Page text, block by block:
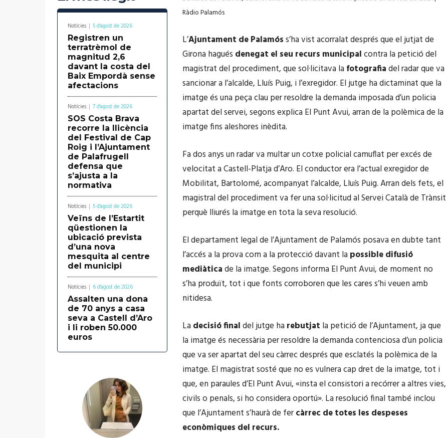
Notícies 5 d'agost de 2026
Registren un
terratrèmol de
magnitud 2,6
davant la costa del
Baix Empordà sense
afectacions
Notícies 7 d'agost de 2026
SOS Costa Brava
recorre la llicència
del Festival de Cap
Roig i l’Ajuntament
de Palafrugell
defensa que
s’ajusta a la
normativa
Notícies 5 d'agost de 2026
Veïns de l’Estartit
qüestionen la
ubicació prevista
d’una nova
mesquita al centre
del municipi
Notícies 6 d'agost de 2026
Assalten una dona
de 70 anys a casa
seva a Castell d’Aro
i li roben 50.000
euros
Ràdio Palamós
L’Ajuntament de Palamóss’ha vist acorralat després que el jutjat de
Girona hagués denegat el seu recurs municipalcontra la petició del
magistrat del procediment, que sol·licitava la fotografiadel radar que va
sancionar a l’alcalde, Lluís Puig, i l’exregidor. El jutge ha dictaminat que la
imatge és una peça clau per resoldre la demanda imposada d’un policia
apartat del servei, segons explica El Punt Avui, arran de la polèmica de la
imatge fins aleshores inèdita.
Fa dos anys un radar va multar un cotxe policial camuflat per excés de
velocitat a Castell-Platja d’Aro. El conductor era l’actual exregidor de
Mobilitat, Bartolomé, acompanyat l’alcalde, Lluís Puig. Arran dels fets, el
magistral del procediment va fer una sol·licitud al Servei Català de Trànsit
perquè lliurés la imatge en tota la seva resolució.
El departament legal de l’Ajuntament de Palamós posava en dubte tant
l’accés a la prova com a la protecció davant la possible difusió
mediàticade la imatge. Segons informa El Punt Avui, de moment no
s’ha produït, tot i que fonts corroboren que les cares s’hi veuen amb
nitidesa.
La decisió finaldel jutge ha rebutjat la petició de l’Ajuntament, ja que
la imatge és necessària per resoldre la demanda contenciosa d’un policia
que va ser apartat del seu càrrec després que esclatés la polèmica de la
imatge. El magistrat sosté que no es vulnera cap dret de la imatge, tot i
que, en paraules d’El Punt Avui, «insta el consistori a recórrer a altres vies,
civils o penals, si ho considera oportú». La resolució final també inclou
que l’Ajuntament s’haurà de fercàrrec de totes les despeses
econòmiques del recurs.